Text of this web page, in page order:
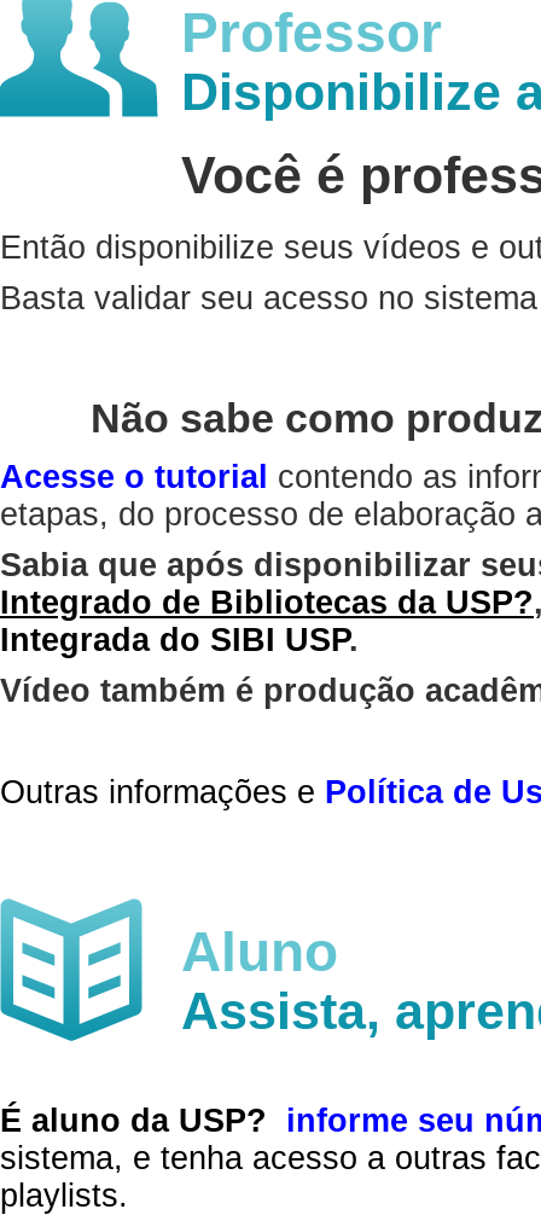
Professor
Disponibilize
Você é
Então disponibilize seus vídeos e
Basta validar seu acesso no
Não sabe como
Acesse o tutorial contendo as
etapas, do processo de elaboração
Sabia que após disponibilizar
Integrado de Bibliotecas da USP?
Integrada do SIBI USP.
Vídeo também é produção
Outras informações e Política de
Aluno
Assista,
É aluno da USP?
informe seu
sistema, e tenha acesso a outras
playlists.